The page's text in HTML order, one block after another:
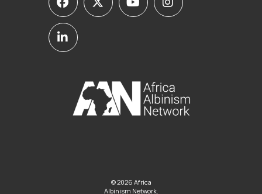
© 2026 Africa
Albinism Network.